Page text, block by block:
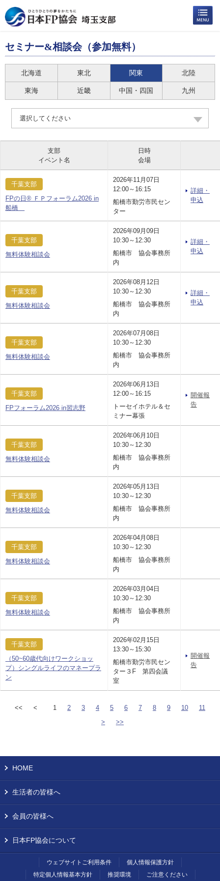
セミナー&相談会（参加無料）
北海道 東北 関東 北陸
東海 近畿 中国・四国 九州
選択してください
支部
イベント名
日時
会場
千葉支部
FPの日® ＦＰフォーラム2026 in
船橋
2026年11月07日
12:00～16:15
船橋市勤労市民セン
ター
詳細・
申込
千葉支部
無料体験相談会
2026年09月09日
10:30～12:30
船橋市 協会事務所
内
詳細・
申込
千葉支部
無料体験相談会
2026年08月12日
10:30～12:30
船橋市 協会事務所
内
詳細・
申込
千葉支部
無料体験相談会
2026年07月08日
10:30～12:30
船橋市 協会事務所
内
千葉支部
FPフォーラム2026 in習志野
2026年06月13日
12:00～16:15
トーセイホテル＆セ
ミナー幕張
開催報
告
千葉支部
無料体験相談会
2026年06月10日
10:30～12:30
船橋市 協会事務所
内
千葉支部
無料体験相談会
2026年05月13日
10:30～12:30
船橋市 協会事務所
内
千葉支部
無料体験相談会
2026年04月08日
10:30～12:30
船橋市 協会事務所
内
千葉支部
無料体験相談会
2026年03月04日
10:30～12:30
船橋市 協会事務所
内
千葉支部
（50~60歳代向けワークショッ
プ）シングルライフのマネープラ
ン
2026年02月15日
13:30～15:30
船橋市勤労市民セン
ター３F 第四会議
室
開催報
告
<< < 1 2 3 4 5 6 7 8 9 10
11
>
>>
HOME
生活者の皆様へ
会員の皆様へ
日本FP協会について
ウェブサイトご利用条件
個人情報保護方針
特定個人情報基本方針
推奨環境 ご注意ください